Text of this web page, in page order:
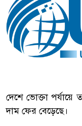
দেশে ভোক্তা
দাম ফের বেড়েছে।